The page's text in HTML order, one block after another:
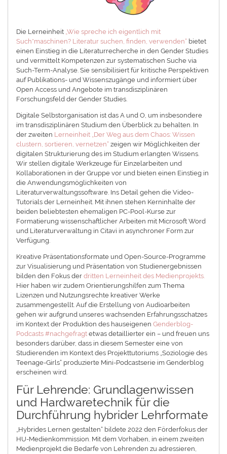
Die Lerneinheit „Wie spreche ich eigentlich mit
Such*maschinen? Literatur suchen, finden, verwenden“ bietet
einen Einstieg in die Literaturrecherche in den Gender Studies
und vermittelt Kompetenzen zur systematischen Suche via
Such-Term-Analyse. Sie sensibilisiert für kritische Perspektiven
auf Publikations- und Wissenszugänge und informiert über
Open Access und Angebote im transdisziplinären
Forschungsfeld der Gender Studies.
Digitale Selbstorganisation ist das A und O, um insbesondere
im transdisziplinären Studium den Überblick zu behalten. In
der zweiten Lerneinheit „Der Weg aus dem Chaos: Wissen
clustern, sortieren, vernetzen“ zeigen wir Möglichkeiten der
digitalen Strukturierung des im Studium erlangten Wissens.
Wir stellen digitale Werkzeuge für Einzelarbeiten und
Kollaborationen in der Gruppe vor und bieten einen Einstieg in
die Anwendungsmöglichkeiten von
Literaturverwaltungssoftware. Ins Detail gehen die Video-
Tutorials der Lerneinheit. Mit ihnen stehen Kerninhalte der
beiden beliebtesten ehemaligen PC-Pool-Kurse zur
Formatierung wissenschaftlicher Arbeiten mit Microsoft Word
und Literaturverwaltung in Citavi in asynchroner Form zur
Verfügung.
Kreative Präsentationsformate und Open-Source-Programme
zur Visualisierung und Präsentation von Studienergebnissen
bilden den Fokus derdritten Lerneinheit des Medienprojekts.
Hier haben wir zudem Orientierungshilfen zum Thema
Lizenzen und Nutzungsrechte kreativer Werke
zusammengestellt. Auf die Erstellung von Audioarbeiten
gehen wir aufgrund unseres wachsenden Erfahrungsschatzes
im Kontext der Produktion des hauseigenenGenderblog-
Podcasts #nachgefragt etwas detaillierter ein – und freuen uns
besonders darüber, dass in diesem Semester eine von
Studierenden im Kontext des Projekttutoriums „Soziologie des
Teenage-Girls“ produzierte Mini-Podcastserie im Genderblog
erscheinen wird.
Für Lehrende: Grundlagenwissen
und Hardwaretechnik für die
Durchführung hybrider Lehrformate
„Hybrides Lernen gestalten“ bildete 2022 den Förderfokus der
HU-Medienkommission. Mit dem Vorhaben, in einem zweiten
Medienprojekt die Bedarfe von Lehrenden zu adressieren,